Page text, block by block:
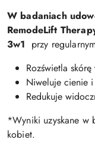
W badaniach
RemodeLift
3w1 przy
Rozświetla
Niweluje cienie
Redukuje
*Wyniki uzyskane w
kobiet.